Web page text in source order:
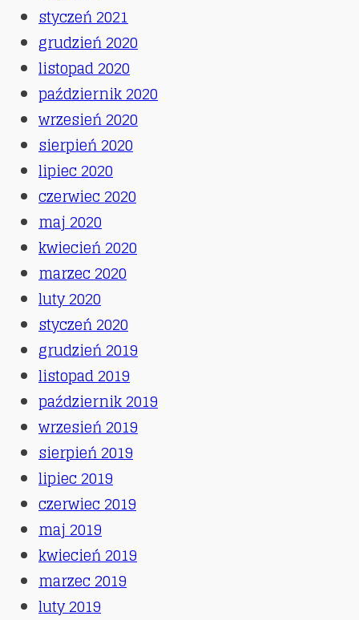
styczeń 2021
grudzień 2020
listopad 2020
październik 2020
wrzesień 2020
sierpień 2020
lipiec 2020
czerwiec 2020
maj 2020
kwiecień 2020
marzec 2020
luty 2020
styczeń 2020
grudzień 2019
listopad 2019
październik 2019
wrzesień 2019
sierpień 2019
lipiec 2019
czerwiec 2019
maj 2019
kwiecień 2019
marzec 2019
luty 2019